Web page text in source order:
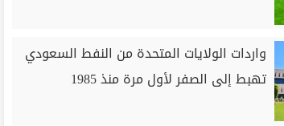
واردات الولايات المتحدة من النفط السعودي
تهبط إلى الصفر لأول مرة منذ 1985